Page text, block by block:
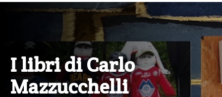
I libri di Carlo
Mazzucchelli